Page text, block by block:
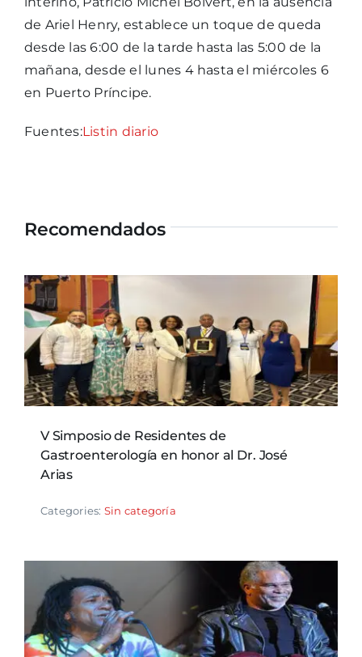
de Ariel Henry, establece un toque de queda
desde las 6:00 de la tarde hasta las 5:00 de la
mañana, desde el lunes 4 hasta el miércoles 6
en Puerto Príncipe.
Fuentes:Listin diario
Recomendados
V Simposio de Residentes de
Gastroenterología en honor al Dr. José
Arias
Categories: Sin categoría